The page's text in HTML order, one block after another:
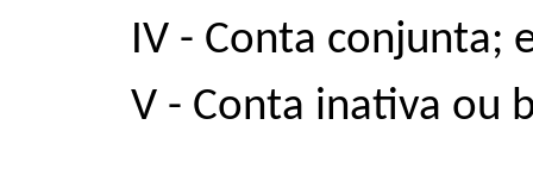
IV - Conta conjunta;
V - Conta inativa ou